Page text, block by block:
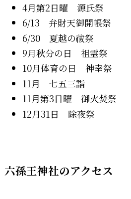
4月第2日曜 源氏祭
6/13 弁財天御開帳祭
6/30 夏越の祓祭
9月秋分の日 祖霊祭
10月体育の日 神幸祭
11月 七五三詣
11月第3日曜 御火焚祭
12月31日 除夜祭
六孫王神社のアクセス